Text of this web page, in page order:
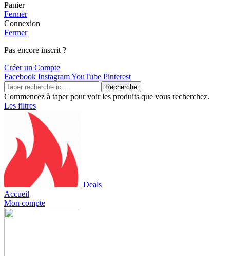
Panier
Fermer
Connexion
Fermer
Pas encore inscrit ?
Créer un Compte
Facebook InstagramYouTube Pinterest
Recherche
Commencez à taper pour voir les produits que vous recherchez.
Les filtres
Deals
Accueil
Mon compte